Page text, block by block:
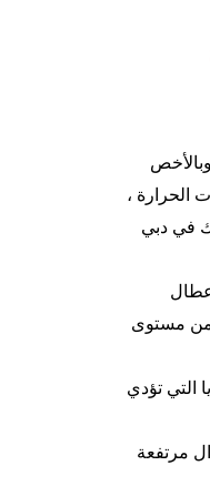
الحرارة ،
في دبي
من مستوى
التي تؤدي
مرتفعة